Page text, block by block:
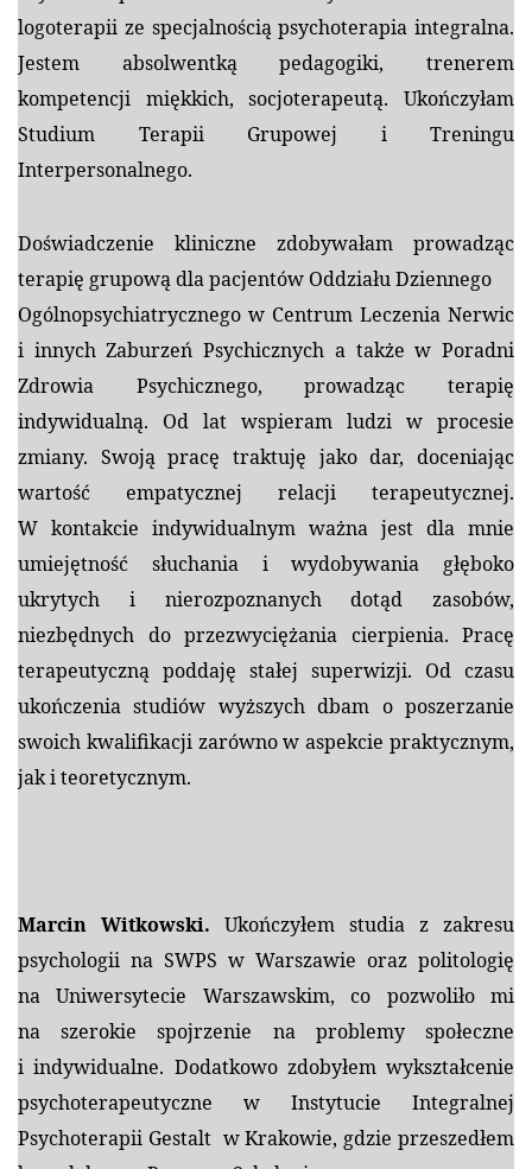
logoterapii ze specjalnością psychoterapia integralna.
Jestem absolwentką pedagogiki, trenerem
kompetencji miękkich, socjoterapeutą. Ukończyłam
Studium Terapii Grupowej i Treningu
Interpersonalnego.
Doświadczenie kliniczne zdobywałam prowadząc
terapię grupową dla pacjentów Oddziału Dziennego
Ogólnopsychiatrycznego w Centrum Leczenia Nerwic
i innych Zaburzeń Psychicznych a także w Poradni
Zdrowia Psychicznego, prowadząc terapię
indywidualną.
Od lat wspieram ludzi w procesie
zmiany. Swoją pracę traktuję jako dar, doceniając
wartość empatycznej relacji terapeutycznej.
W kontakcie indywidualnym ważna jest dla mnie
umiejętność słuchania i wydobywania głęboko
ukrytych i nierozpoznanych dotąd zasobów,
niezbędnych do przezwyciężania cierpienia. Pracę
terapeutyczną poddaję stałej superwizji. Od czasu
ukończenia studiów wyższych dbam o poszerzanie
swoich kwalifikacji zarówno w aspekcie praktycznym,
jak i teoretycznym.
Marcin Witkowski. Ukończyłem studia z zakresu
psychologii na SWPS w Warszawie oraz politologię
na Uniwersytecie Warszawskim, co pozwoliło mi
na szerokie spojrzenie na problemy społeczne
i indywidualne. Dodatkowo zdobyłem wykształcenie
psychoterapeutyczne w Instytucie Integralnej
Psychoterapii Gestalt w Krakowie, gdzie przeszedłem